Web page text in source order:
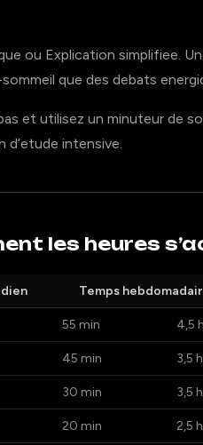
ou Explication simplifiee.
que des debats
et utilisez un minuteur de
d’etude intensive.
les heures
Temps
55 min 4,5
45 min 3,5
30 min 3,5
20 min 2,5